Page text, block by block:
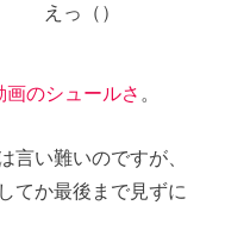
えっ（）
画のシュールさ 。
言い難いのですが、
てか最後まで見ずに